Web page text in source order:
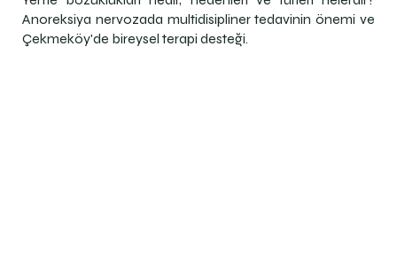
Anoreksiya nervozada multidisipliner tedavinin önemi ve
Çekmeköy'de bireysel terapi desteği.